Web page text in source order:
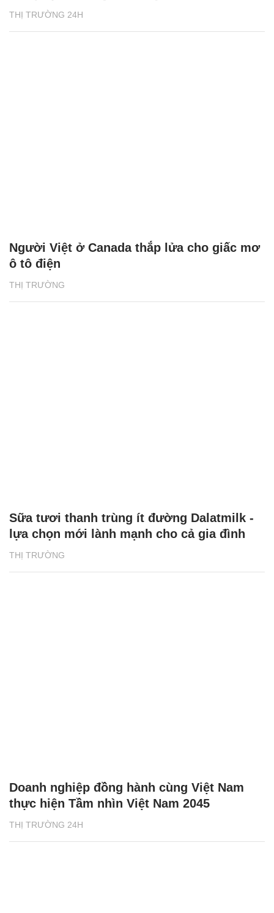
THỊ TRƯỜNG 24H
THỊ TRƯỜNG
Người Việt ở Canada thắp lửa cho giấc mơ
ô tô điện
THỊ TRƯỜNG
Sữa tươi thanh trùng ít đường Dalatmilk -
lựa chọn mới lành mạnh cho cả gia đình
THỊ TRƯỜNG 24H
Doanh nghiệp đồng hành cùng Việt Nam
thực hiện Tầm nhìn Việt Nam 2045